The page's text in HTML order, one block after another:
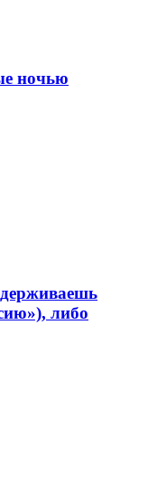
ночью
либо